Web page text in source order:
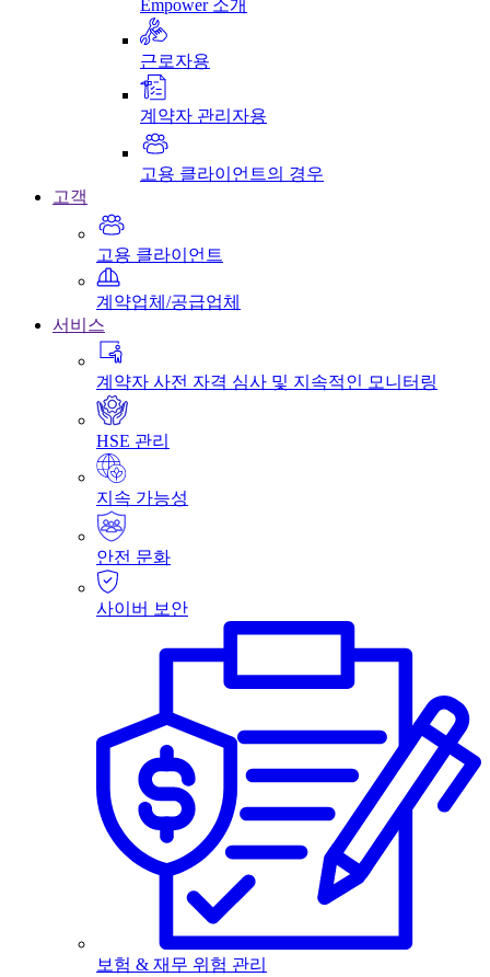
Empower 소개
근로자용
계약자 관리자용
고용 클라이언트의 경우
고객
고용 클라이언트
계약업체/공급업체
서비스
계약자 사전 자격 심사 및 지속적인 모니터링
HSE 관리
지속 가능성
안전 문화
사이버 보안
보험 & 재무 위험 관리